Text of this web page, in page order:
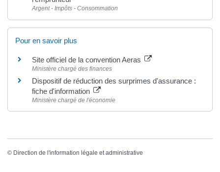
Argent - Impôts - Consommation
Pour en savoir plus
Site officiel de la convention Aeras
Ministère chargé des finances
Dispositif de réduction des surprimes d'assurance :
fiche d'information
Ministère chargé de l'économie
© Direction de l'information légale et administrative